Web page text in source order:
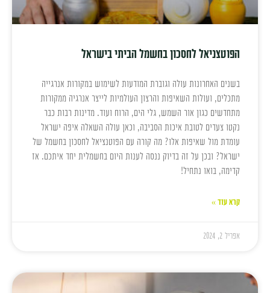
הפוטצניאל לחסכון בחשמל הביתי בישראל
בשנים האחרונות עולה וגוברת המודעות לשימוש במקורות אנרגייה
מתכלים, ועולות השאיפות והרצון העולמיות לייצר אנרגיה ממקורות
מתחדשים כגון אור השמש, גלי הים, הרוח ועוד. מדינות רבות כבר
נקטו צעדים לטובת איכות הסביבה, וכאן עולה השאלה איפה ישראל
עומדת מול שאיפות אלו? מה קורה עם הפוטנציאל לחסכון בחשמל של
ישראל? ובכן על זה בדיוק ננסה לענות היום בחשמלית יחד איתכם. אז
קדימה, בואו נתחיל!
קרא עוד »
אפריל 2, 2024